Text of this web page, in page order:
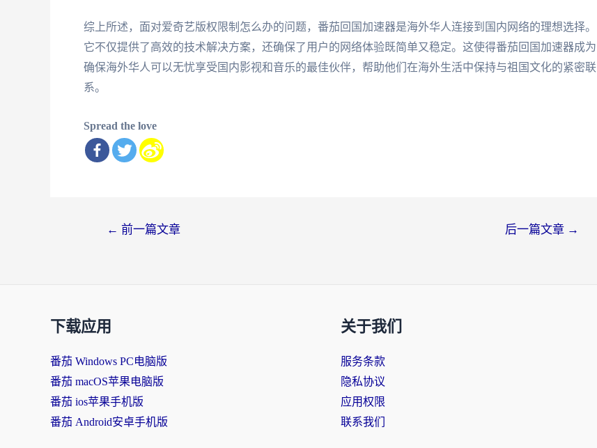
综上所述，面对爱奇艺版权限制怎么办的问题，番茄回国加速器是海外华人连接到国内网络的理想选择。
它不仅提供了高效的技术解决方案，还确保了用户的网络体验既简单又稳定。这使得番茄回国加速器成为
确保海外华人可以无忧享受国内影视和音乐的最佳伙伴，帮助他们在海外生活中保持与祖国文化的紧密联
系。
Spread the love
← 前一篇文章 后一篇文章 →
下载应用
番茄 Windows PC电脑版
番茄 macOS苹果电脑版
番茄 ios苹果手机版
番茄 Android安卓手机版
关于我们
服务条款
隐私协议
应用权限
联系我们